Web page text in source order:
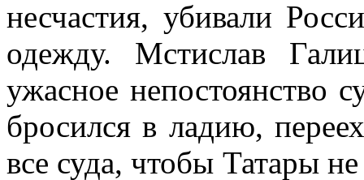
несчастия, убивали
одежду. Мстислав
ужасное непостоянство
бросился в ладию,
все суда, чтобы Татары